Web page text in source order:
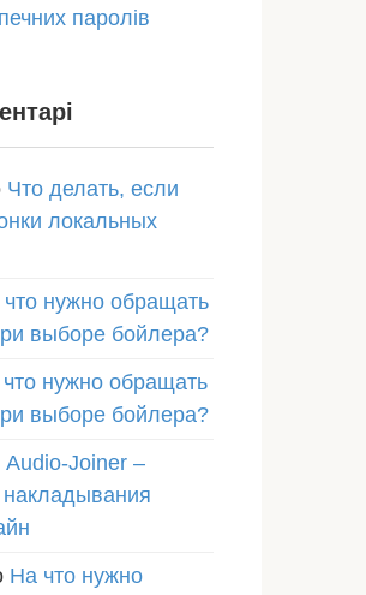
паролів
Что делать, если
локальных
нужно обращать
выборе бойлера?
нужно обращать
выборе бойлера?
Audio-Joiner –
На что нужно